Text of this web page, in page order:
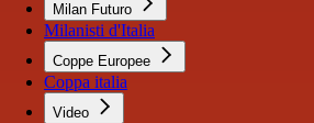
Milan Futuro
Milanisti d'Italia
Coppe Europee
Coppa italia
Video